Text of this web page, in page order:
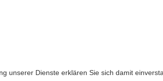
unserer Dienste erklären Sie sich damit